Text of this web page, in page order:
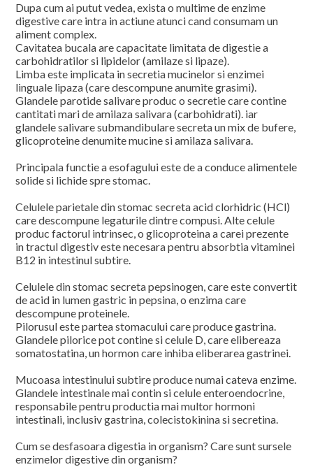
Dupa cum ai putut vedea, exista o multime de enzime
digestive care intra in actiune atunci cand consumam un
aliment complex.
Cavitatea bucala are capacitate limitata de digestie a
carbohidratilor si lipidelor (amilaze si lipaze).
Limba este implicata in secretia mucinelor si enzimei
linguale lipaza (care descompune anumite grasimi).
Glandele parotide salivare produc o secretie care contine
cantitati mari de amilaza salivara (carbohidrati). iar
glandele salivare submandibulare secreta un mix de bufere,
glicoproteine denumite mucine si amilaza salivara.
Principala functie a esofagului este de a conduce alimentele
solide si lichide spre stomac.
Celulele parietale din stomac secreta acid clorhidric (HCl)
care descompune legaturile dintre compusi. Alte celule
produc factorul intrinsec, o glicoproteina a carei prezente
in tractul digestiv este necesara pentru absorbtia vitaminei
B12 in intestinul subtire.
Celulele din stomac secreta pepsinogen, care este convertit
de acid in lumen gastric in pepsina, o enzima care
descompune proteinele.
Pilorusul este partea stomacului care produce gastrina.
Glandele pilorice pot contine si celule D, care elibereaza
somatostatina, un hormon care inhiba eliberarea gastrinei.
Mucoasa intestinului subtire produce numai cateva enzime.
Glandele intestinale mai contin si celule enteroendocrine,
responsabile pentru productia mai multor hormoni
intestinali, inclusiv gastrina, colecistokinina si secretina.
Cum se desfasoara digestia in organism? Care sunt sursele
enzimelor digestive din organism?